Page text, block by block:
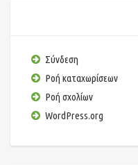
Σύνδεση
Ροή καταχωρίσεων
Ροή σχολίων
WordPress.org